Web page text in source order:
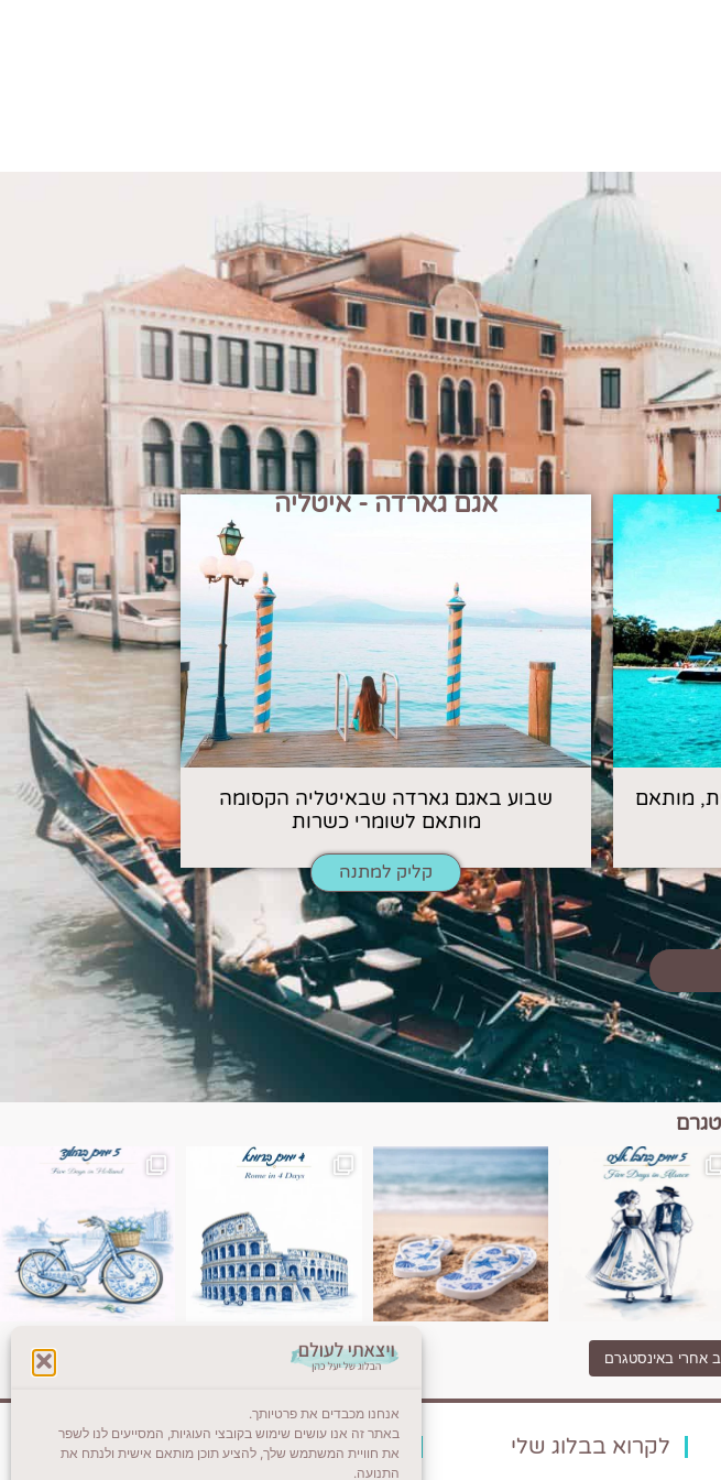
אנחנו מכבדים את פרטיותך.
באתר זה אנו עושים שימוש בקובצי העוגיות, המסייעים לנו לשפר
את חוויית המשתמש שלך, להציע תוכן מותאם אישית ולנתח את
התנועה.
מותאם
אגם גארדה - איטליה
שבוע באגם גארדה שבאיטליה הקסומה
מותאם לשומרי כשרות
קליק למתנה
פשוט יותר. החול, הי
בעולם שמרגישות כמו מסע בזמן. רומא היא אחתInstagram post 18087423191462101
אחרי באינסטגרם
לקרוא בבלוג שלי צרו קשר (לא בשבת)